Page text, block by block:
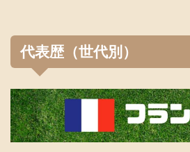
代表歴（世代別）